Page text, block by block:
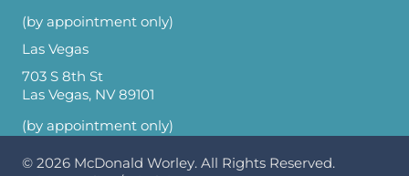
(by appointment only)
Las Vegas
703 S 8th St
Las Vegas, NV 89101
(by appointment only)
© 2026 McDonald Worley. All Rights Reserved.